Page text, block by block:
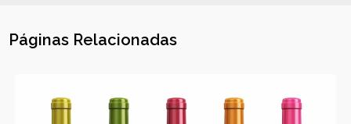
Páginas Relacionadas